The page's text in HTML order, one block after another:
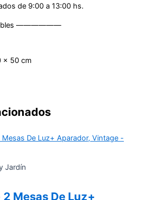
de 9:00 a 13:00 hs.
——————
× 50 cm
Jardín
Mesas De Luz+